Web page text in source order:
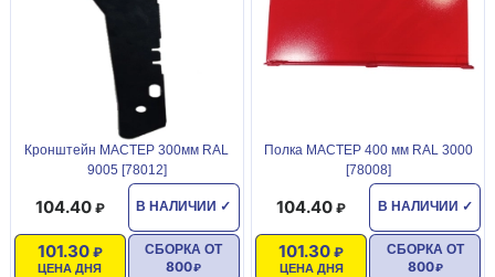
Кронштейн МАСТЕР 300мм RAL
9005 [78012]
В НАЛИЧИИ ✓
104.40
ЦЕНА ДНЯ
101.30 СБОРКА ОТ
800
Полка МАСТЕР 400 мм RAL 3000
[78008]
В НАЛИЧИИ ✓
104.40
ЦЕНА ДНЯ
101.30 СБОРКА ОТ
800